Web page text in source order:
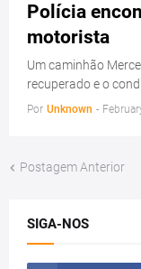
Polícia
motorista
Um caminhão
recuperado e o
Por Unknown -
Postagem Anterior
SIGA-NOS